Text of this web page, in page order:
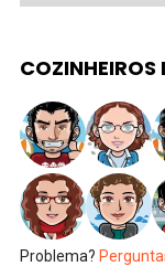
COZINHEIROS
Problema?